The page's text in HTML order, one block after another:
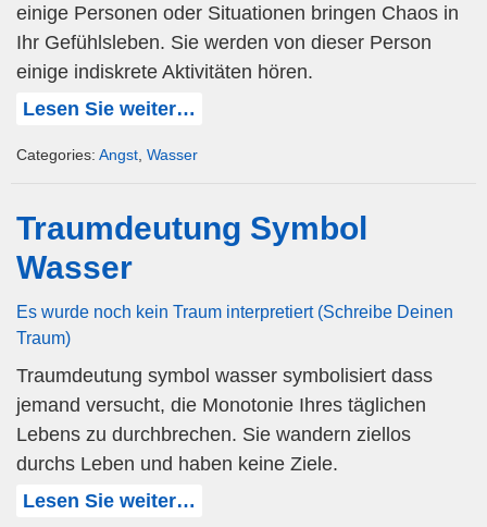
einige Personen oder Situationen bringen Chaos in
Ihr Gefühlsleben. Sie werden von dieser Person
einige indiskrete Aktivitäten hören.
Lesen Sie weiter…
Categories: Angst Wasser
Traumdeutung Symbol
Wasser
Es wurde noch kein Traum interpretiert (Schreibe Deinen
Traum)
Traumdeutung symbol wasser symbolisiert dass
jemand versucht, die Monotonie Ihres täglichen
Lebens zu durchbrechen. Sie wandern ziellos
durchs Leben und haben keine Ziele.
Lesen Sie weiter…